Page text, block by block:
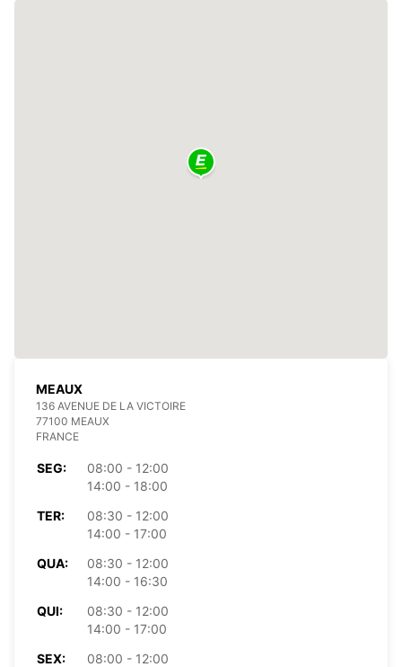
MEAUX
136 AVENUE DE LA VICTOIRE
77100 MEAUX
FRANCE
SEG:
08:00 - 12:00
14:00 - 18:00
TER:
08:30 - 12:00
14:00 - 17:00
QUA:
08:30 - 12:00
14:00 - 16:30
QUI:
08:30 - 12:00
14:00 - 17:00
SEX:
08:00 - 12:00